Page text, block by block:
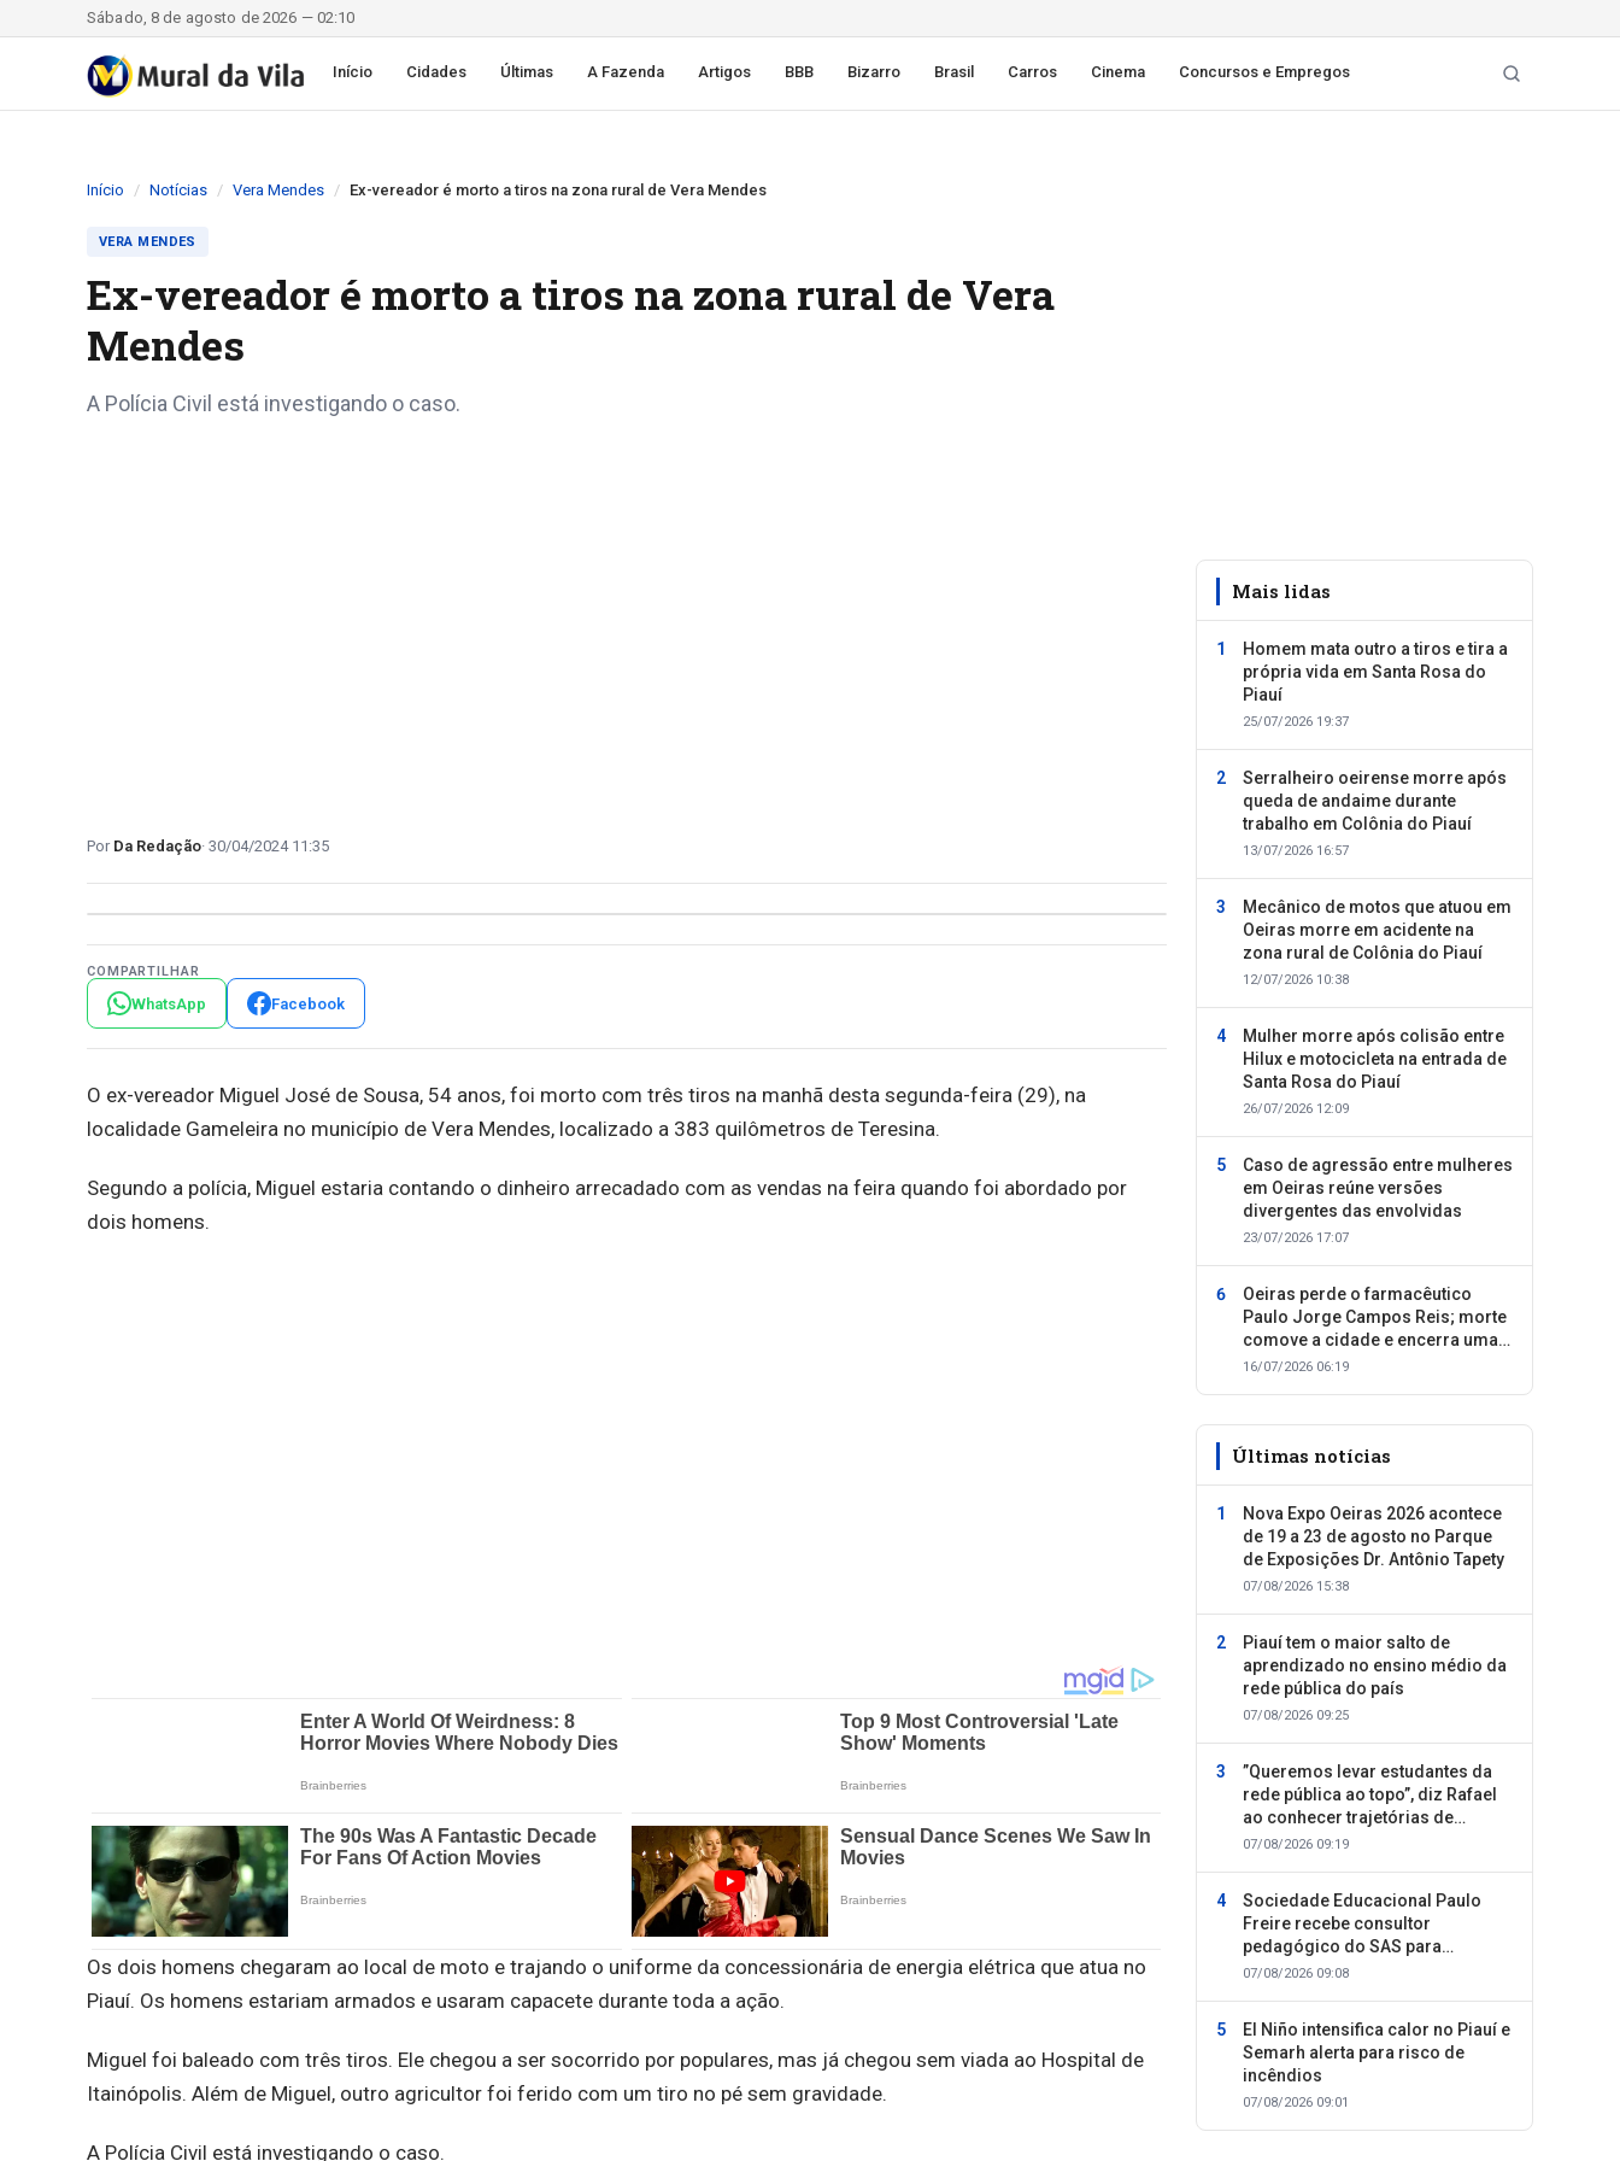
Sábado, 8 de agosto de 2026 — 02:10
Início Cidades Últimas A Fazenda Artigos BBB Bizarro Brasil Carros Cinema Concursos e Empregos
Início Notícias Vera Mendes Ex-vereador é morto a tiros na zona rural de Vera Mendes
VERA MENDES
Ex-vereador é morto a tiros na zona rural de Vera
Mendes
A Polícia Civil está investigando o caso.
Da Redação 30/04/2024 11:35
COMPARTILHAR
WhatsApp Facebook
O ex-vereador Miguel José de Sousa, 54 anos, foi morto com três tiros na manhã desta segunda-feira (29), na
localidade Gameleira no município de Vera Mendes, localizado a 383 quilômetros de Teresina.
Segundo a polícia, Miguel estaria contando o dinheiro arrecadado com as vendas na feira quando foi abordado por
dois homens.
Os dois homens chegaram ao local de moto e trajando o uniforme da concessionária de energia elétrica que atua no
Piauí. Os homens estariam armados e usaram capacete durante toda a ação.
Miguel foi baleado com três tiros. Ele chegou a ser socorrido por populares, mas já chegou sem viada ao Hospital de
Itainópolis. Além de Miguel, outro agricultor foi ferido com um tiro no pé sem gravidade.
A Polícia Civil está investigando o caso.
Mais lidas
Homem mata outro a tiros e tira a
própria vida em Santa Rosa do
Piauí
25/07/2026 19:37
Serralheiro oeirense morre após
queda de andaime durante
trabalho em Colônia do Piauí
13/07/2026 16:57
Mecânico de motos que atuou em
Oeiras morre em acidente na
zona rural de Colônia do Piauí
12/07/2026 10:38
Mulher morre após colisão entre
Hilux e motocicleta na entrada de
Santa Rosa do Piauí
26/07/2026 12:09
Caso de agressão entre mulheres
em Oeiras reúne versões
divergentes das envolvidas
23/07/2026 17:07
Oeiras perde o farmacêutico
Paulo Jorge Campos Reis; morte
comove a cidade e encerra uma
trajetória dedicada ao cuidado
16/07/2026 06:19
Últimas notícias
Nova Expo Oeiras 2026 acontece
de 19 a 23 de agosto no Parque
de Exposições Dr. Antônio Tapety
07/08/2026 15:38
Piauí tem o maior salto de
aprendizado no ensino médio da
rede pública do país
07/08/2026 09:25
”Queremos levar estudantes da
rede pública ao topo”, diz Rafael
ao conhecer trajetórias de
sucesso
07/08/2026 09:19
Sociedade Educacional Paulo
Freire recebe consultor
pedagógico do SAS para
planejamento do segundo
07/08/2026 09:08
El Niño intensifica calor no Piauí e
Semarh alerta para risco de
incêndios
07/08/2026 09:01